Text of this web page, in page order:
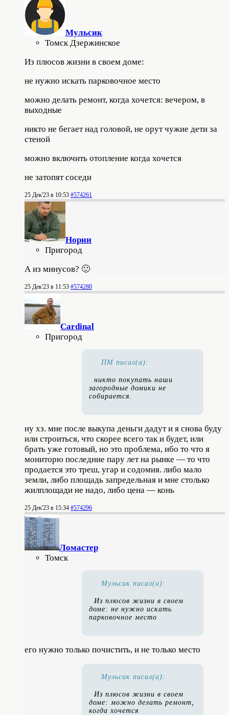
Мульсик
Томск Дзержинское
Из плюсов жизни в своем доме:
не нужно искать парковочное место
можно делать ремонт, когда хочется: вечером, в
выходные
никто не бегает над головой, не орут чужие дети за
стеной
можно включить отопление когда хочется
не затопят соседи
25 Дек'23 в 10:53 #574261
Норин
Пригород
А из минусов? 🙂
25 Дек'23 в 11:53 #574280
Cardinal
Пригород
ПМ писал(а):
никто покупать наши
загородные домики не
собирается.
ну хз. мне после выкупа деньги дадут и я снова буду
или строиться, что скорее всего так и будет, или
брать уже готовый, но это проблема, ибо то что я
мониторю последние пару лет на рынке — то что
продается это треш, угар и содомия. либо мало
земли, либо площадь запредельная и мне столько
жилплощади не надо, либо цена — конь
25 Дек'23 в 15:34 #574296
Ломастер
Томск
Мульсик писал(а):
Из плюсов жизни в своем
доме: не нужно искать
парковочное место
его нужно только почистить, и не только место
Мульсик писал(а):
Из плюсов жизни в своем
доме: можно делать ремонт,
когда хочется